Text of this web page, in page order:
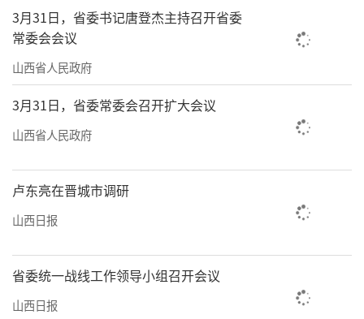
紧密结合。”张海光表示。近年来，我省以三
个一号旅游公路为重点，推动农业与生态观
光、健康养生等融合发展。2023年以来，入选
农业农村部乡村休闲旅游精品线路11条，16个
村上榜中国美丽休闲乡村、4个县入选全国休闲
沿太行一号旅游公路长治段漫游，行至平
顺县虹梯关乡虹霓村。山风裹着泥土和草木的
于虹霓河山边的崖畔之上，背山面水，从村子
东侧望去，奔涌的瀑布从悬崖的折断处倾泻而
3月31日，省委书记唐登杰主持召开省委
常委会会议
山西省人民政府
3月31日，省委常委会召开扩大会议
山西省人民政府
卢东亮在晋城市调研
山西日报
省委统一战线工作领导小组召开会议
山西日报